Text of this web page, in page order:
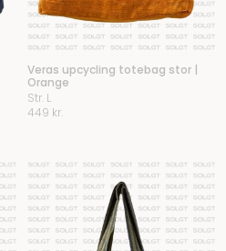
Veras upcycling totebag stor |
Orange
Str. L
449 kr.